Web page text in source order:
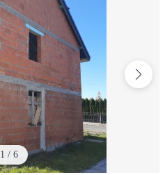
1 / 6